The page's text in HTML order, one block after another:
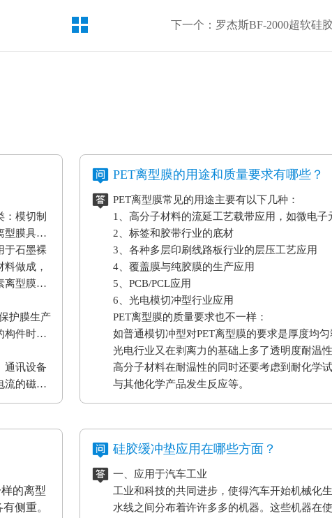
下一个：罗杰斯BF-2000超软硅
模切制
型膜具备
于石墨裸
做成，
离型膜主
护膜生产
构件时，
通讯设备
流的磁效
原材料
PET离型膜的用途和质量要求有哪些？
PET离型膜常见的用途主要有以下几种：
1、高分子材料的流延工艺载带应用，如微电子
2、标签和胶带行业的底材
3、各种多层印刷线路板行业的层压工艺应用
4、覆盖膜与纯胶膜的生产应用
5、PCB/PCL应用
6、光电模切冲型行业应用
PET离型膜的质量要求也不一样：
如普通模切冲型对PET离型膜的要求是厚度均匀
光电行业又在剥离力的基础上多了透明度耐温性
高分子材料在耐温性的同时还要考虑到耐化学
与其他化学产品发生反应等。
的离型
侧重。
硅胶缓冲垫应用在哪些方面？
一、应用于汽车工业
工业和科技的共同进步，使得汽车开始机械化
水线之间分布着许许多多的机器。这些机器在